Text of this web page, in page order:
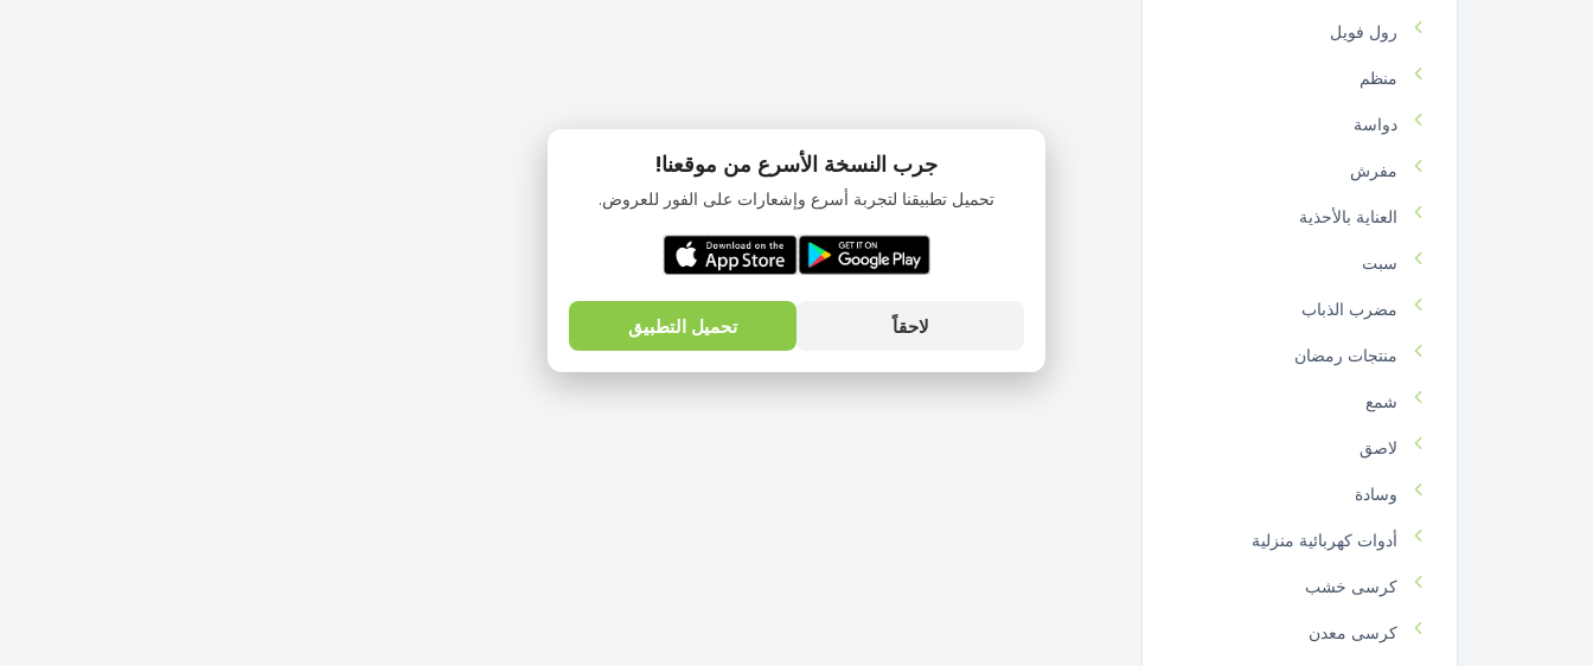
رول فويل
منظم
دواسة
مفرش
العناية بالأحذية
سبت
مضرب الذباب
منتجات رمضان
شمع
لاصق
وسادة
أدوات كهربائية منزلية
كرسى خشب
كرسى معدن
جرب النسخة الأسرع من موقعنا!
تحميل تطبيقنا لتجربة أسرع وإشعارات على الفور للعروض.
لاحقاً تحميل التطبيق